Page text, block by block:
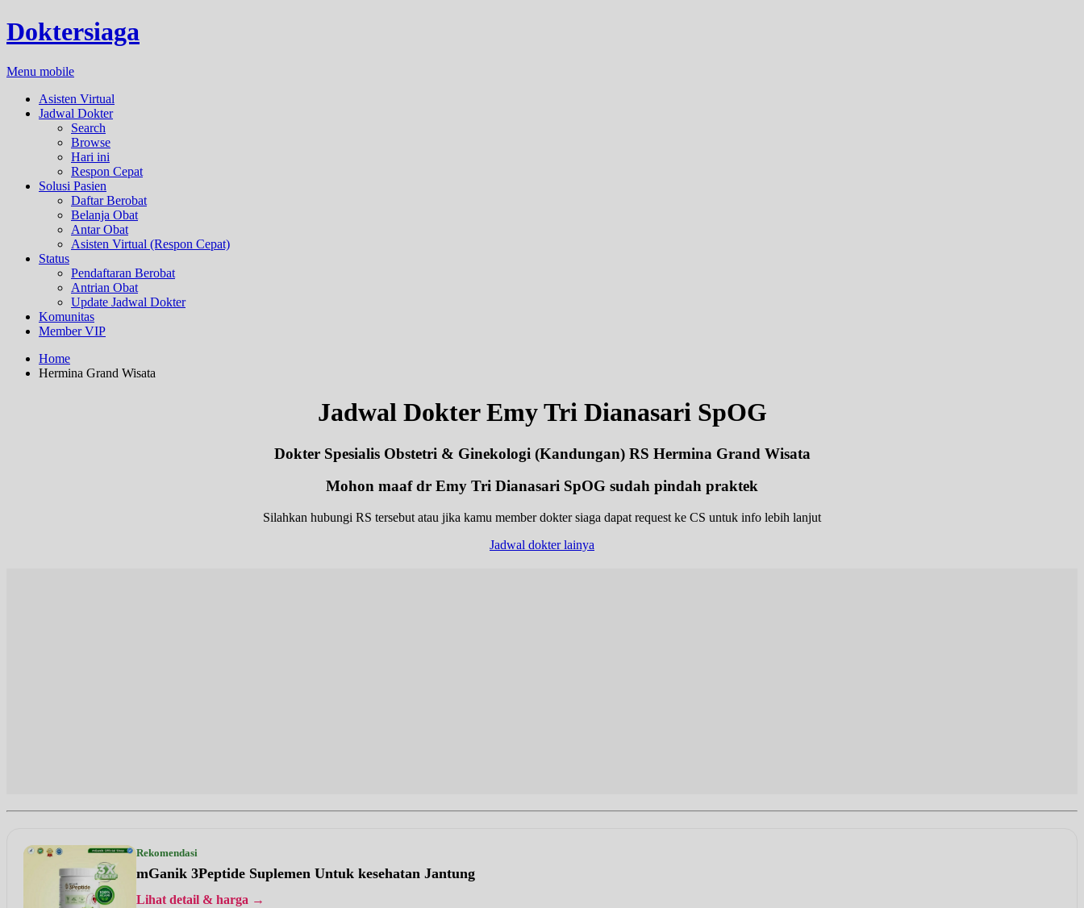
Doktersiaga
Menu mobile
Asisten Virtual
Jadwal Dokter
Search
Browse
Hari ini
Respon Cepat
Solusi Pasien
Daftar Berobat
Belanja Obat
Antar Obat
Asisten Virtual (Respon Cepat)
Status
Pendaftaran Berobat
Antrian Obat
Update Jadwal Dokter
Komunitas
Member VIP
Home
Hermina Grand Wisata
Jadwal Dokter Emy Tri Dianasari SpOG
Dokter Spesialis Obstetri & Ginekologi (Kandungan) RS Hermina Grand Wisata
Mohon maaf dr Emy Tri Dianasari SpOG sudah pindah praktek
Silahkan hubungi RS tersebut atau jika kamu member dokter siaga dapat request ke CS untuk info lebih lanjut
Jadwal dokter lainya
Rekomendasi
mGanik 3Peptide Suplemen Untuk kesehatan Jantung
Lihat detail & harga →